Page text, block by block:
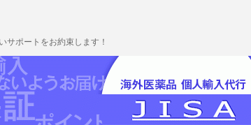
サポートをお約束します！